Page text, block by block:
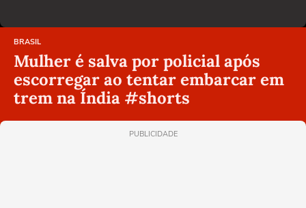
BRASIL
Mulher é salva por policial após
escorregar ao tentar embarcar em
trem na Índia #shorts
PUBLICIDADE